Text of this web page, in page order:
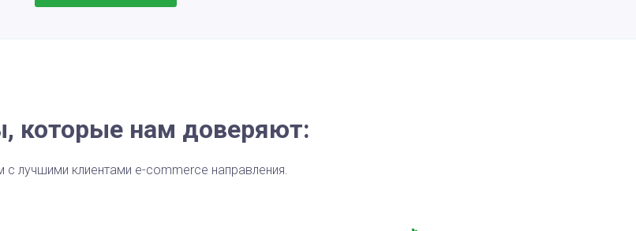
которые нам доверяют:
лучшими клиентами e-commerce направления.